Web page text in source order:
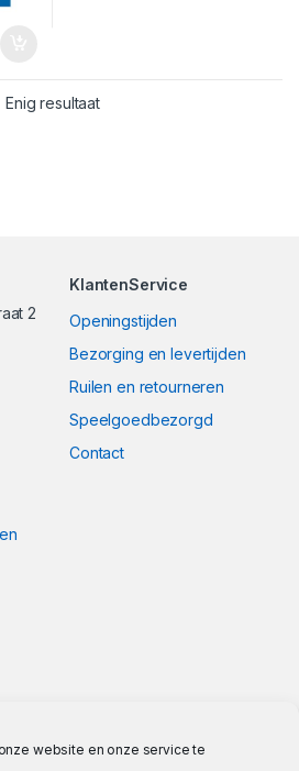
website en onze service te
Enig resultaat
2
KlantenService
Openingstijden
Bezorging en levertijden
Ruilen en retourneren
Speelgoedbezorgd
Contact